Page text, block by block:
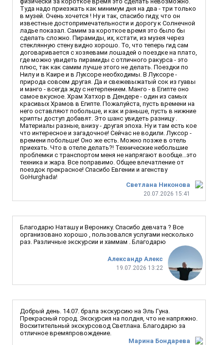
Светлана Никонова
20.07.2026 15:41
Туда надо приезжать как минимум дня на два - три только
в музей. Очень хочется ! Ну и так, спасибо гиду, что он
известные достопримечательности и дорогу к Солнечной
ладье показал. Самим за короткое время это было бы
сделать сложно. Пирамиды, их, кстати, из музея через
стеклянную стену видно хорошо. То, что теперь гид сам
договаривается с хозяевами лошадей о поездке на плато,
где можно увидеть пирамиды с отличного ракурса - это
плюс, так как самим лучше этого не делать. Поездки по
Нилу и в Каире и в Луксоре необходимы. В Луксоре -
природа совсем другая. Да и свежевыжатый сок из гуавы
и манго - всегда жду с нетерпением. Манго - в Египте оно
самое вкусное. Храм Хатхор в Дендере - один из самых
красивых Храмов в Египте. Пожалуйста, пусть времени на
него оставляют побольше, и как и раньше, пусть в нижние
крипты доступ добавят. Это шанс увидеть разницу .
Материалы разные, внизу - другая эпоха. Ну и там есть кое
что интересное и загадочное! Сейчас не водили. Луксор -
времени побольше! Оно же есть. Можно позже в отель
приехать. Что в отеле делать?! Технические небольшие
проблемки с транспортом меня не напрягают вообще...это
техника и жара. Все поправимо. Общее впечатление от
поездок прекрасное! Спасибо Евгении и агенству
GoHurghada!
Александр Алекс
19.07.2026 13:22
Благодарю Наташу и Веронику. Спасибо девчата ? Все
организовано хорошо , пользовался услугами несколько
раз. Различные экскурсии и хаммам . Благодарю
Марина Бондарева
Добрый день. 14.07. брала экскурсию на Эль Гуна.
Прекрасный город. Экскурсия на полдня, что не напряжно.
Восхитительный экскурсовод Светлана. Благодарю за
отличное времяпровождение.